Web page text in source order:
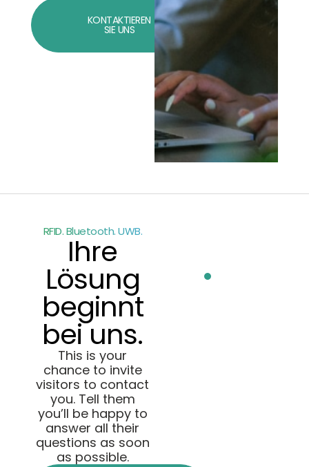
KONTAKTIEREN
SIE UNS
RFID. Bluetooth. UWB.
Ihre
Lösung
beginnt
bei uns.
This is your
chance to invite
visitors to contact
you. Tell them
you’ll be happy to
answer all their
questions as soon
as possible.